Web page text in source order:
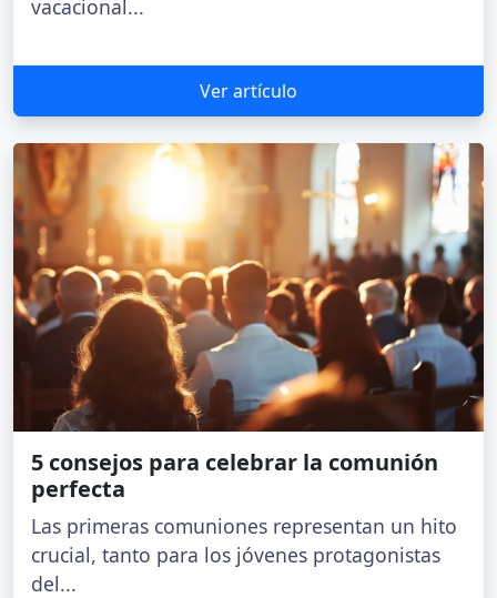
vacacional...
Ver artículo
5 consejos para celebrar la comunión
perfecta
Las primeras comuniones representan un hito
crucial, tanto para los jóvenes protagonistas
del...